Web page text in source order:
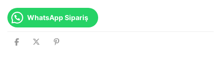
WhatsApp Sipariş